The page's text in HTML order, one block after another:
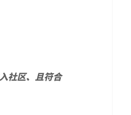
社区、且符合